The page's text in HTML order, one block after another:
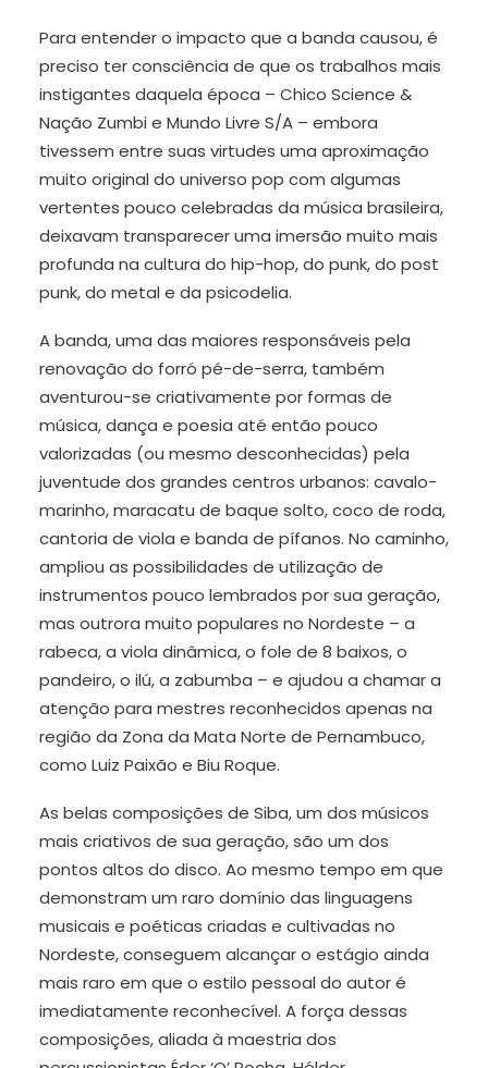
Para entender o impacto que a banda causou, é
preciso ter consciência de que os trabalhos mais
instigantes daquela época – Chico Science &
Nação Zumbi e Mundo Livre S/A – embora
tivessem entre suas virtudes uma aproximação
muito original do universo pop com algumas
vertentes pouco celebradas da música brasileira,
deixavam transparecer uma imersão muito mais
profunda na cultura do hip-hop, do punk, do post
punk, do metal e da psicodelia.
A banda, uma das maiores responsáveis pela
renovação do forró pé-de-serra, também
aventurou-se criativamente por formas de
música, dança e poesia até então pouco
valorizadas (ou mesmo desconhecidas) pela
juventude dos grandes centros urbanos: cavalo-
marinho, maracatu de baque solto, coco de roda,
cantoria de viola e banda de pífanos. No caminho,
ampliou as possibilidades de utilização de
instrumentos pouco lembrados por sua geração,
mas outrora muito populares no Nordeste – a
rabeca, a viola dinâmica, o fole de 8 baixos, o
pandeiro, o ilú, a zabumba – e ajudou a chamar a
atenção para mestres reconhecidos apenas na
região da Zona da Mata Norte de Pernambuco,
como Luiz Paixão e Biu Roque.
As belas composições de Siba, um dos músicos
mais criativos de sua geração, são um dos
pontos altos do disco. Ao mesmo tempo em que
demonstram um raro domínio das linguagens
musicais e poéticas criadas e cultivadas no
Nordeste, conseguem alcançar o estágio ainda
mais raro em que o estilo pessoal do autor é
imediatamente reconhecível. A força dessas
composições, aliada à maestria dos